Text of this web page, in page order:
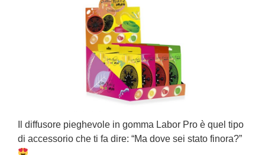
Il diffusore pieghevole in gomma Labor Pro è quel tipo
di accessorio che ti fa dire: “Ma dove sei stato finora?”